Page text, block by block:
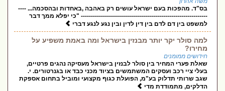
בס"ד. מהפכות בעם ישראל עושים רק באהבה ,באחדות ובהסכמה... ----
--------------------------------------------------------------- "כי יפלא ממך דבר
למשפט בין דם לדם בין דין לדין ובין נגע לנגע דברי
למה סולר יקר יותר מבנזין בישראל ומה באמת משפיע על
מחירו?
חידושים ממומנים
שאלת פערי המחיר בין סולר לבנזין בישראל מעסיקה נהגים פרטיים,
בעלי ציי רכב ועסקים המשתמשים בציוד מכני כבד או בגנרטורים. י.
שגב שרותי תדלוק בע"מ, הפועלת כגוף מקצועי ומוביל בתחום אספקת
הדלקים, מתמודדת מדי